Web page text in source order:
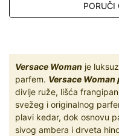
PORUČI
Versace Woman je
parfem. Versace Woman
divlje ruže, lišća
svežeg i originalnog
plavi kedar, dok osnovu
sivog ambera i drveta